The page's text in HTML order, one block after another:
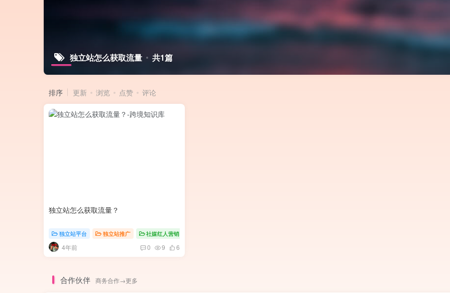
独立站怎么获取流量 共1篇
排序 更新 浏览 点赞 评论
独立站怎么获取流量？
独立站平台 独立站推广 社媒红人营销
4年前 0 9 6
合作伙伴 商务合作→更多